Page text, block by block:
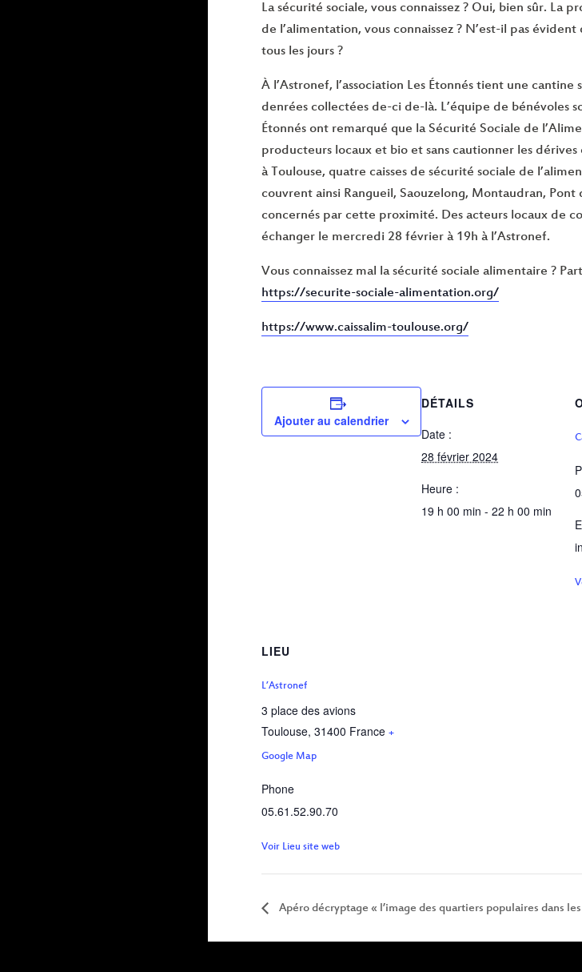
La sécurité sociale, vous connaissez ? Oui, bien sûr. La
de l’alimentation, vous connaissez ? N’est-il pas
tous les jours ?
À l’Astronef, l’association Les Étonnés tient une
denrées collectées de-ci de-là. L’équipe de bénévoles
Étonnés ont remarqué que la Sécurité Sociale de
producteurs locaux et bio et sans cautionner les
à Toulouse, quatre caisses de sécurité sociale de
couvrent ainsi Rangueil, Saouzelong, Montaudran,
concernés par cette proximité. Des acteurs locaux de
échanger le mercredi 28 février à 19h à l’Astronef.
Vous connaissez mal la sécurité sociale alimentaire ?
https://securite-sociale-alimentation.org/
https://www.caissalim-toulouse.org/
Ajouter au calendrier
DÉTAILS
Date :
28 février 2024
Heure :
19 h 00 min - 22 h 00 min
LIEU
L’Astronef
3 place des avions
Toulouse, 31400 France +
Google Map
Phone
05.61.52.90.70
Voir Lieu site web
Apéro décryptage « l’image des quartiers populaires dans